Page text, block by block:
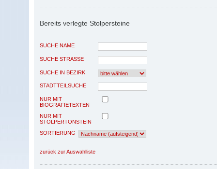
Bereits verlegte Stolpersteine
SUCHE NAME
SUCHE STRASSE
SUCHE IN BEZIRK
STADTTEILSUCHE
NUR MIT
BIOGRAFIETEXTEN
NUR MIT
STOLPERTONSTEIN
SORTIERUNG
zurück zur Auswahlliste